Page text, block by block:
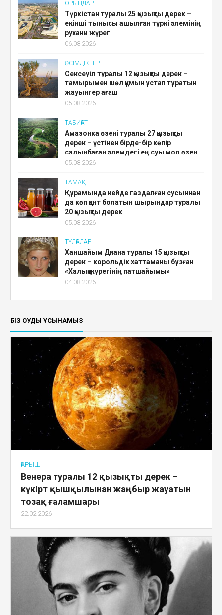
ОРЫНДАР
Түркістан туралы 25 қызықты дерек –
екінші тынысы ашылған түркі әлемінің
рухани жүрегі
06.08.2026
ӨСІМДІКТЕР
Сексеуіл туралы 12 қызықты дерек –
тамырымен шөл құмын ұстап тұратын
жауынгер ағаш
05.08.2026
ТАБИҒАТ
Амазонка өзені туралы 27 қызықты
дерек – үстінен бірде-бір көпір
салынбаған әлемдегі ең суы мол өзен
05.08.2026
ТАМАҚ
Құрамында кейде газдалған сусыннан
да көп қант болатын шырындар туралы
20 қызықты дерек
05.08.2026
ТҰЛҒАЛАР
Ханшайым Диана туралы 15 қызықты
дерек – корольдік хаттаманы бұзған
«Халық жүрегінің патшайымы»
04.08.2026
БІЗ ОҚУДЫ ҰСЫНАМЫЗ
ҒАРЫШ
Венера туралы 12 қызықты дерек –
күкірт қышқылынан жаңбыр жауатын
тозақ ғаламшары
22.02.2026